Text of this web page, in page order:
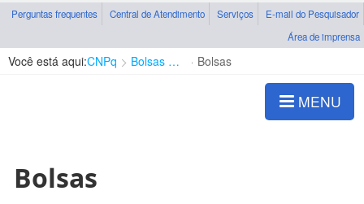
Perguntas frequentes Central de Atendimento Serviços
E-mail do Pesquisador
Área de imprensa
Você está aqui:CNPq Bolsas e Auxílios Vigentes Bolsas
MENU
Bolsas